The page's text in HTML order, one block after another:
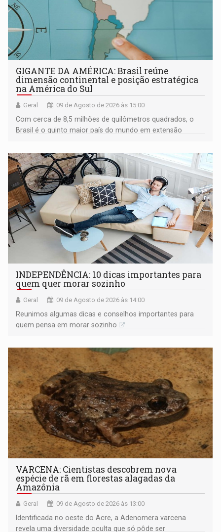
GIGANTE DA AMÉRICA: Brasil reúne
dimensão continental e posição estratégica
na América do Sul
Geral 09 de Agosto de 2026 às 15:00
Com cerca de 8,5 milhões de quilômetros quadrados, o
Brasil é o quinto maior país do mundo em extensão
INDEPENDÊNCIA: 10 dicas importantes para
quem quer morar sozinho
Geral 09 de Agosto de 2026 às 14:00
Reunimos algumas dicas e conselhos importantes para
quem pensa em morar sozinho
VARCENA: Cientistas descobrem nova
espécie de rã em florestas alagadas da
Amazônia
Geral 09 de Agosto de 2026 às 13:00
Identificada no oeste do Acre, a Adenomera varcena
revela uma diversidade oculta que só pôde ser